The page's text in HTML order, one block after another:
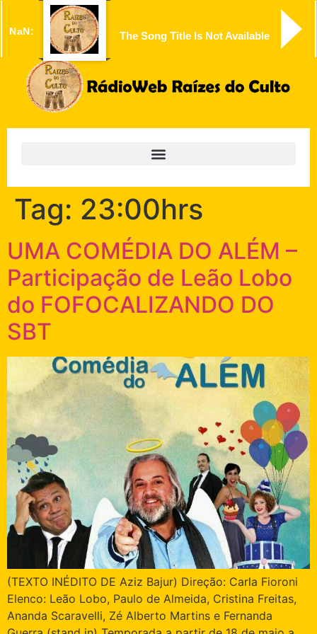
NaN: The Song Title Is Not Available
Tag: 23:00hrs
UMA COMÉDIA DO ALÉM –
Participação de Leão Lobo
do FOFOCALIZANDO DO
SBT
(TEXTO INÉDITO DE Aziz Bajur) Direção: Carla Fioroni
Elenco: Leão Lobo, Paulo de Almeida, Cristina Freitas,
Ananda Scaravelli, Zé Alberto Martins e Fernanda